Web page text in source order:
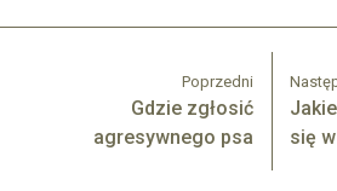
Poprzedni
Gdzie zgłosić
agresywnego psa
się